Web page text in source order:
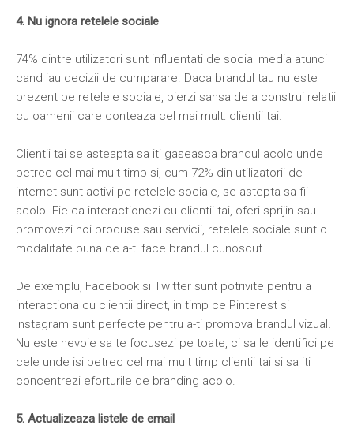
4. Nu ignora retelele sociale
74% dintre utilizatori sunt influentati de social media atunci
cand iau decizii de cumparare. Daca brandul tau nu este
prezent pe retelele sociale, pierzi sansa de a construi relatii
cu oamenii care conteaza cel mai mult: clientii tai.
Clientii tai se asteapta sa iti gaseasca brandul acolo unde
petrec cel mai mult timp si, cum 72% din utilizatorii de
internet sunt activi pe retelele sociale, se astepta sa fii
acolo. Fie ca interactionezi cu clientii tai, oferi sprijin sau
promovezi noi produse sau servicii, retelele sociale sunt o
modalitate buna de a-ti face brandul cunoscut.
De exemplu, Facebook si Twitter sunt potrivite pentru a
interactiona cu clientii direct, in timp ce Pinterest si
Instagram sunt perfecte pentru a-ti promova brandul vizual.
Nu este nevoie sa te focusezi pe toate, ci sa le identifici pe
cele unde isi petrec cel mai mult timp clientii tai si sa iti
concentrezi eforturile de branding acolo.
5. Actualizeaza listele de email